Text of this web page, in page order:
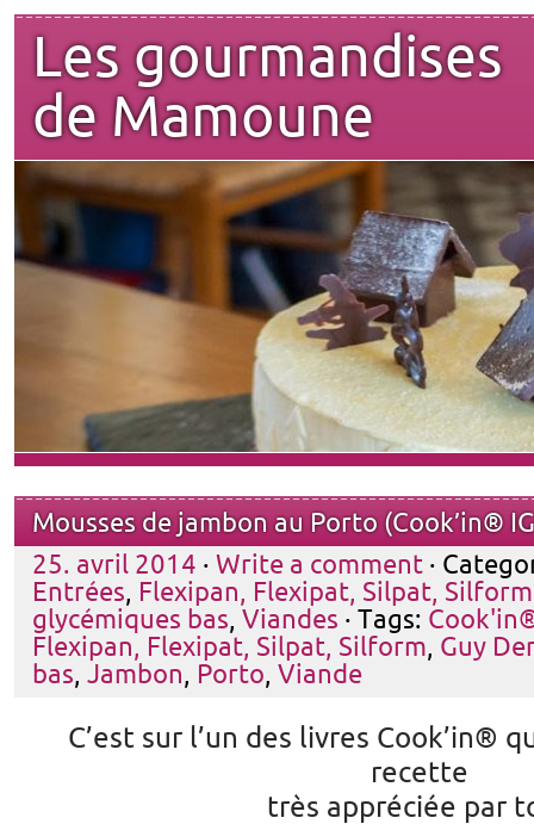
Les gourmandises
de Mamoune
Mousses de jambon au Porto (Cook’in®
25. avril 2014 · Write a comment ·
Entrées, Flexipan, Flexipat, Silpat, Silform
glycémiques bas, Viandes · Tags:
Flexipan, Flexipat, Silpat, Silform, Guy
bas, Jambon, Porto, Viande
C’est sur l’un des livres Cook’in®
recette
très appréciée par